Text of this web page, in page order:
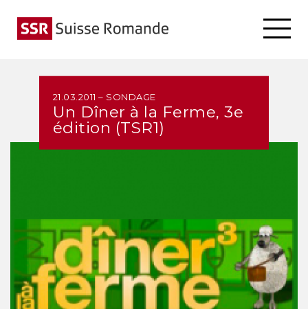
21.03.2011 – SONDAGE
Un Dîner à la Ferme, 3e
édition (TSR1)